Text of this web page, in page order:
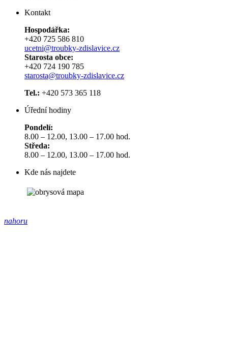
Kontakt
Hospodářka:
+420 725 586 810
ucetni@troubky-zdislavice.cz
Starosta obce:
+420 724 190 785
starosta@troubky-zdislavice.cz
Tel.: +420 573 365 118
Úřední hodiny
Pondelí:
8.00 – 12.00, 13.00 – 17.00 hod.
Středa:
8.00 – 12.00, 13.00 – 17.00 hod.
Kde nás najdete
nahoru